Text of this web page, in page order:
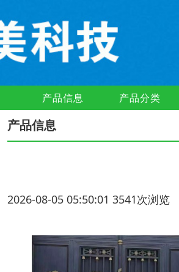
产品信息 产品分类
产品信息
2026-08-05 05:50:01 3541次浏览